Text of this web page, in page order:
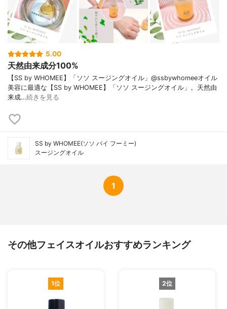
5.00
天然由来成分100%
【SS by WHOMEE】「ソソ スージングオイル」@ssbywhomeeオイル
美容に最適な【SS by WHOMEE】「ソソ スージングオイル」。天然由
来成…続きを見る
SS by WHOMEE(ソソ バイ フーミー)
スージングオイル
1
その他フェイスオイルおすすめランキング
1位 2位